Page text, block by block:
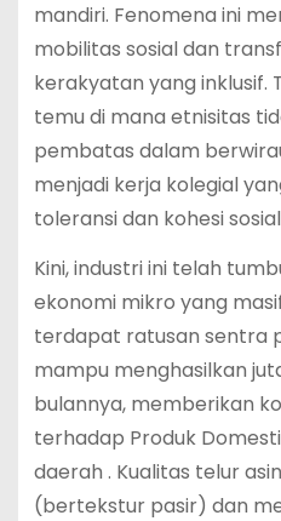
mandiri. Fenomena ini
mobilitas sosial dan
kerakyatan yang inklusif.
temu di mana etnisitas
pembatas dalam
menjadi kerja kolegial
toleransi dan kohesi
Kini, industri ini telah
ekonomi mikro yang
terdapat ratusan sentra
mampu menghasilkan
bulannya, memberikan
terhadap Produk
daerah . Kualitas telur
(bertekstur pasir) dan